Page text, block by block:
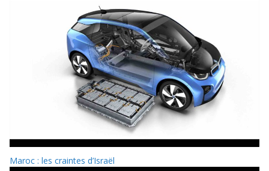
Maroc : les craintes d’Israël